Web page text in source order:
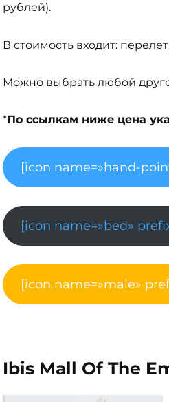
рублей).
В стоимость входит:
Можно выбрать любой
*По ссылкам ниже цена
[icon name=»hand-
[icon name=»bed»
[icon name=»male»
Ibis Mall Of The